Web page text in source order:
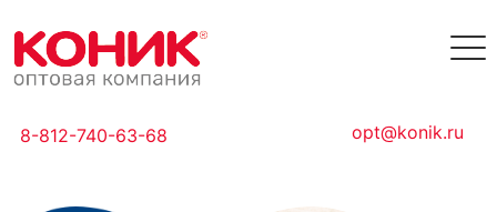
8-812-740-63-68 opt@konik.ru